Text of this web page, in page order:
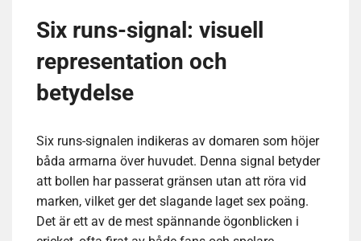
Six runs-signal: visuell
representation och
betydelse
Six runs-signalen indikeras av domaren som höjer
båda armarna över huvudet. Denna signal betyder
att bollen har passerat gränsen utan att röra vid
marken, vilket ger det slagande laget sex poäng.
Det är ett av de mest spännande ögonblicken i